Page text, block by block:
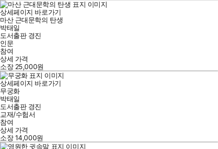
상세페이지 바로가기
마산 근대문학의 탄생
박태일
도서출판 경진
인문
참여
상세 가격
소장 25,000원
상세페이지 바로가기
무궁화
박태일
도서출판 경진
교재/수험서
참여
상세 가격
소장14,000원